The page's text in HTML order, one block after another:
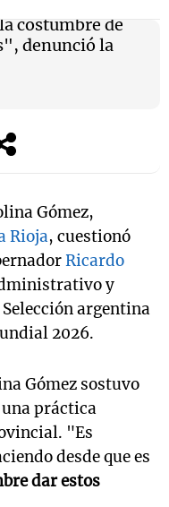
costumbre de
denunció la
Gómez,
Rioja, cuestionó
Ricardo
y
argentina
2026.
Gómez sostuvo
práctica
"Es
desde que es
dar estos